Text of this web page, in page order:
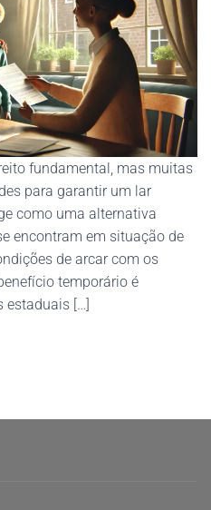
fundamental, mas muitas
para garantir um lar
como uma alternativa
encontram em situação de
de arcar com os
temporário é
estaduais […]